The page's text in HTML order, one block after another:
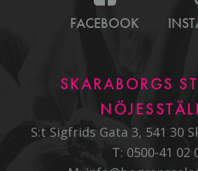
FACEBOOK
SKARABORGS
S:t Sigfrids Gata 3, 541 30
T: 0500-41 02